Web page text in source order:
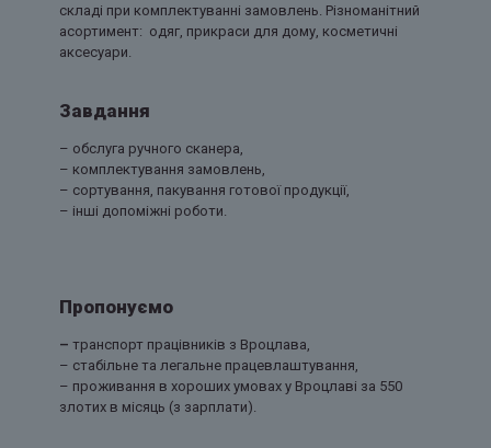
складі при комплектуванні замовлень. Різноманітний
асортимент: одяг, прикраси для дому, косметичні
аксесуари.
Завдання
– обслуга ручного сканера,
– комплектування замовлень,
– сортування, пакування готової продукції,
– інші допоміжні роботи.
Пропонуємо
–транспорт працівників з Вроцлава,
– стабільне та легальне працевлаштування,
– проживання в хороших умовах у Вроцлаві за 550
злотих в місяць (з зарплати).